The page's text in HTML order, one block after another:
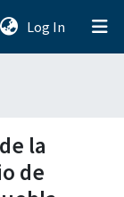
Log In (current)
la
de